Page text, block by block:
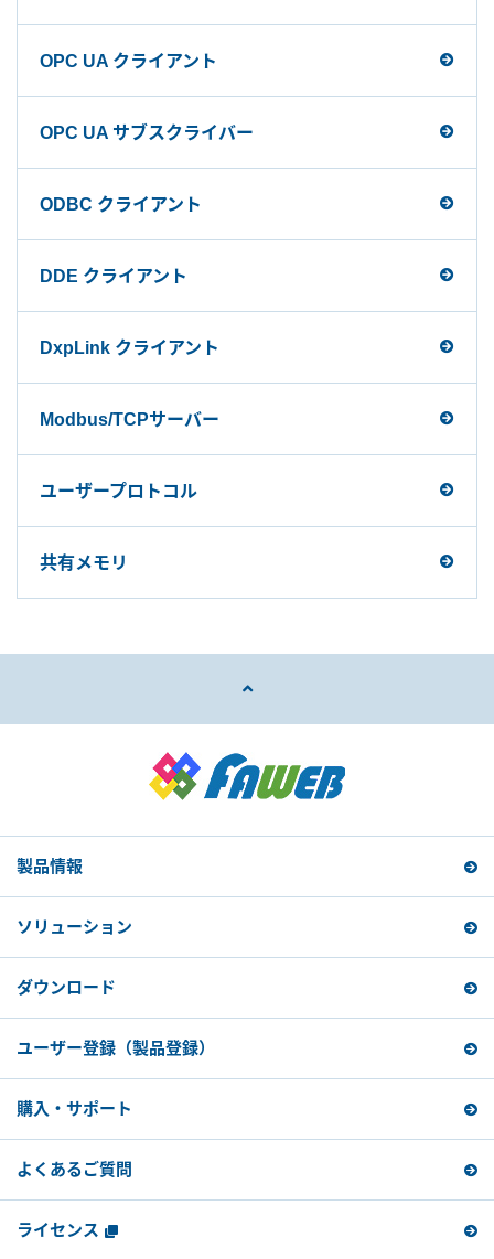
OPC UA クライアント
OPC UA サブスクライバー
ODBC クライアント
DDE クライアント
DxpLink クライアント
Modbus/TCPサーバー
ユーザープロトコル
共有メモリ
製品情報
ソリューション
ダウンロード
ユーザー登録 （製品登録）
購入・サポート
よくあるご質問
ライセンス